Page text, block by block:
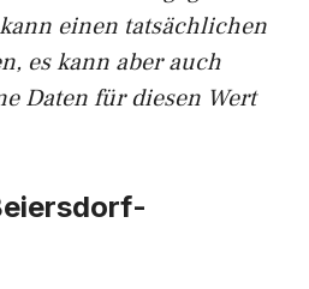
einen tatsächlichen
es kann aber auch
Daten für diesen Wert